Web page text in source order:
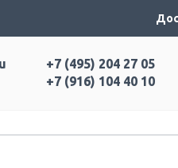
+7 (495) 204 27 05
+7 (916) 104 40 10